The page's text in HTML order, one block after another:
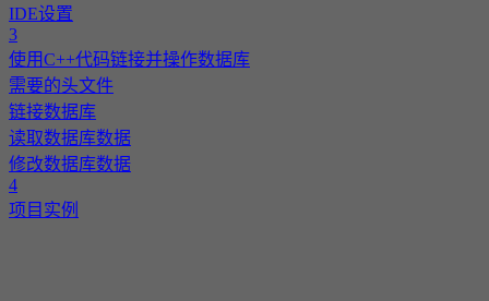
IDE设置
3
使用C++代码链接并操作数据库
需要的头文件
链接数据库
读取数据库数据
修改数据库数据
4
项目实例